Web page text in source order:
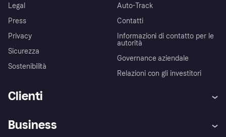
Legal
Press
Privacy
Sicurezza
Sostenibilità
Auto-Track
Contatti
Informazioni di contatto per le
autorità
Governance aziendale
Relazioni con gli investitori
Clienti
Assistenza
Business